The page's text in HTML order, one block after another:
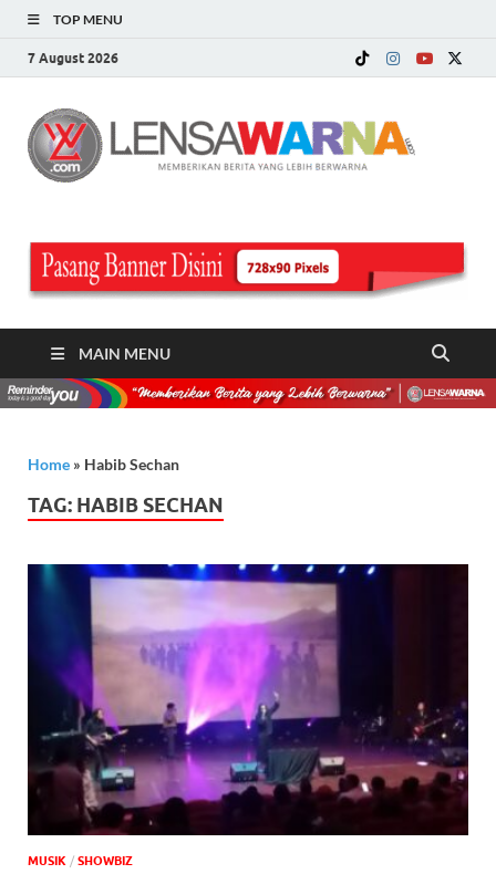
TOP MENU
7 August 2026
MAIN MENU
Home » Habib Sechan
TAG: HABIB SECHAN
MUSIK / ‎SHOWBIZ